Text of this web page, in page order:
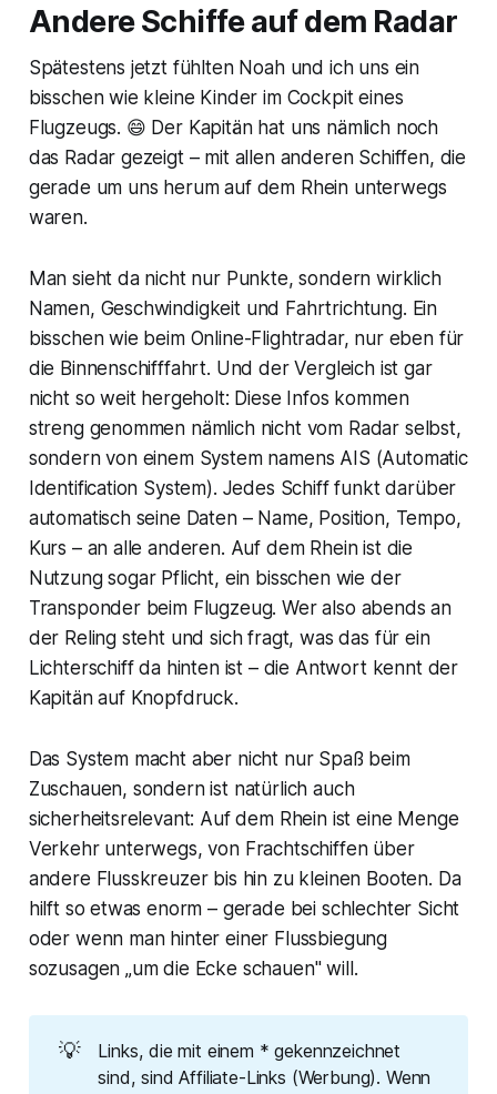
Andere Schiffe auf dem Radar
Spätestens jetzt fühlten Noah und ich uns ein
bisschen wie kleine Kinder im Cockpit eines
Flugzeugs. 😄 Der Kapitän hat uns nämlich noch
das Radar gezeigt – mit allen anderen Schiffen, die
gerade um uns herum auf dem Rhein unterwegs
waren.
Man sieht da nicht nur Punkte, sondern wirklich
Namen, Geschwindigkeit und Fahrtrichtung. Ein
bisschen wie beim Online-Flightradar, nur eben für
die Binnenschifffahrt. Und der Vergleich ist gar
nicht so weit hergeholt: Diese Infos kommen
streng genommen nämlich nicht vom Radar selbst,
sondern von einem System namens AIS (Automatic
Identification System). Jedes Schiff funkt darüber
automatisch seine Daten – Name, Position, Tempo,
Kurs – an alle anderen. Auf dem Rhein ist die
Nutzung sogar Pflicht, ein bisschen wie der
Transponder beim Flugzeug. Wer also abends an
der Reling steht und sich fragt, was das für ein
Lichterschiff da hinten ist – die Antwort kennt der
Kapitän auf Knopfdruck.
Das System macht aber nicht nur Spaß beim
Zuschauen, sondern ist natürlich auch
sicherheitsrelevant: Auf dem Rhein ist eine Menge
Verkehr unterwegs, von Frachtschiffen über
andere Flusskreuzer bis hin zu kleinen Booten. Da
hilft so etwas enorm – gerade bei schlechter Sicht
oder wenn man hinter einer Flussbiegung
sozusagen „um die Ecke schauen" will.
💡
Links, die mit einem * gekennzeichnet
sind, sind Affiliate-Links (Werbung). Wenn